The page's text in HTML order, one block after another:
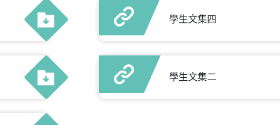
學生文集四
學生文集二